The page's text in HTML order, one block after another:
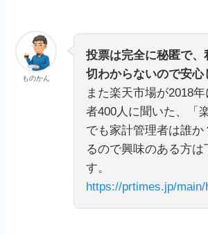
ものかん
投票は完全に秘匿で
切わからないので安
また楽天市場が2018
者400人に聞いた、「
でも家計管理者は誰
るので興味のある方
す。
https://prtimes.jp/